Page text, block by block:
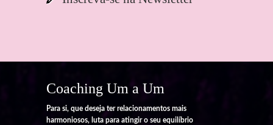
Coaching Um a Um
Para si, que deseja ter relacionamentos mais
harmoniosos, luta para atingir o seu equilíbrio